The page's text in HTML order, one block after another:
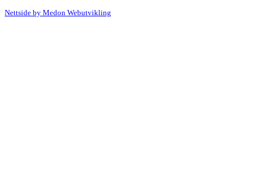
Nettside by Medon Webutvikling